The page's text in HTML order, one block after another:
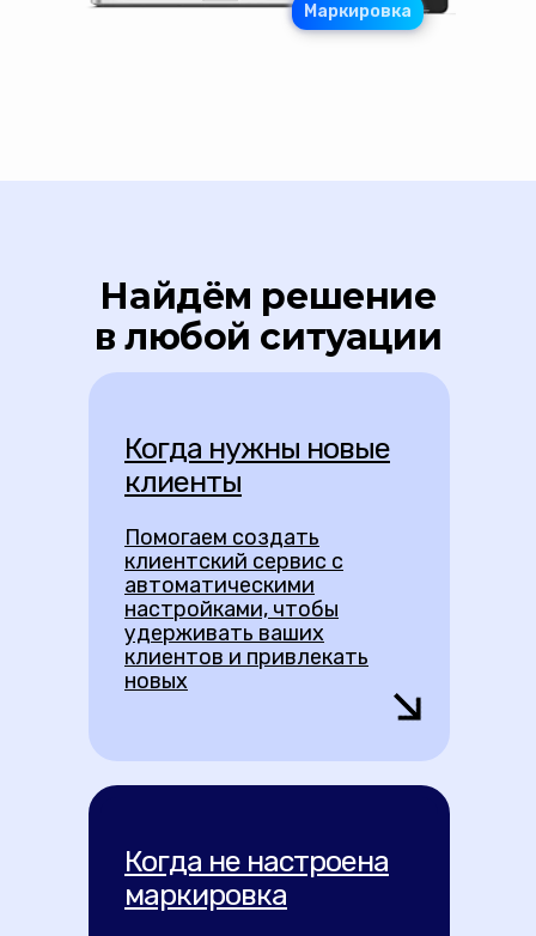
Маркировка
Найдём решение
в любой ситуации
Когда нужны новые
клиенты
Помогаем создать
клиентский сервис с
автоматическими
настройками, чтобы
удерживать ваших
клиентов и привлекать
новых
Когда не настроена
маркировка